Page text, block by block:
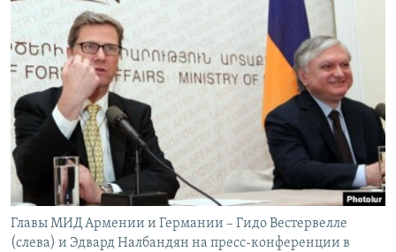
КУЛЬТУРА
АРХИВ
Հայերեն
English
Русский
Все сайты Радио Азатутюн
Главы МИД Армении и Германии – Гидо Вестервелле
(слева) и Эдвард Налбандян на пресс-конференции в